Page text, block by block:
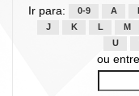
Ir para: 0-9 A
J
K L M
U
ou